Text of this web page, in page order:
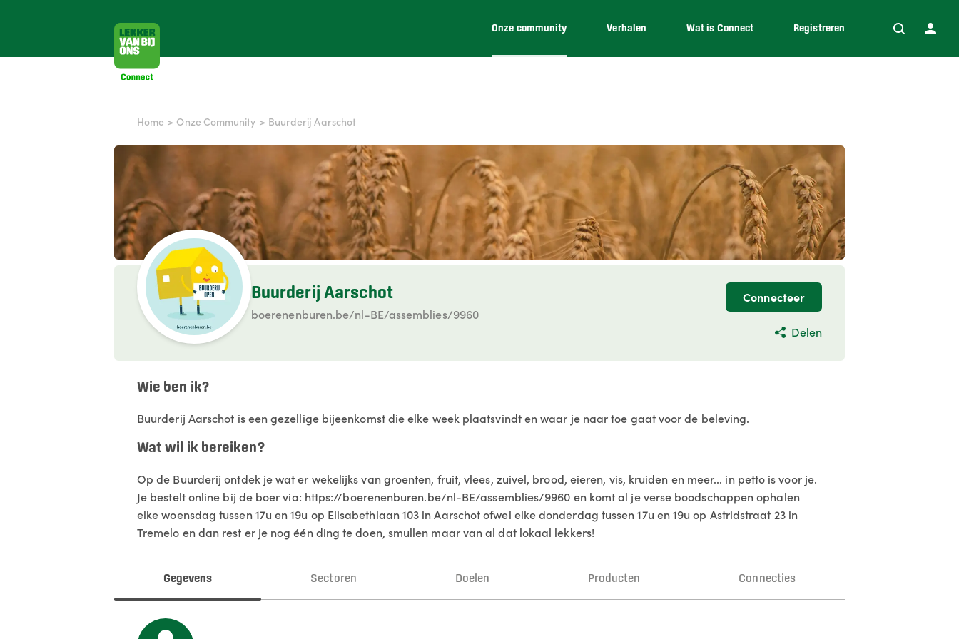
Onze community Verhalen Wat is Connect Registreren
Home > Onze Community > Buurderij Aarschot
Buurderij Aarschot
boerenenburen.be/nl-BE/assemblies/9960
Connecteer
Delen
Wie ben ik?
Buurderij Aarschot is een gezellige bijeenkomst die elke week plaatsvindt en waar je naar toe gaat voor de beleving.
Wat wil ik bereiken?
Op de Buurderij ontdek je wat er wekelijks van groenten, fruit, vlees, zuivel, brood, eieren, vis, kruiden en meer... in petto is voor je.
Je bestelt online bij de boer via: https://boerenenburen.be/nl-BE/assemblies/9960 en komt al je verse boodschappen ophalen
elke woensdag tussen 17u en 19u op Elisabethlaan 103 in Aarschot ofwel elke donderdag tussen 17u en 19u op Astridstraat 23 in
Tremelo en dan rest er je nog één ding te doen, smullen maar van al dat lokaal lekkers!
Gegevens Sectoren Doelen Producten Connecties